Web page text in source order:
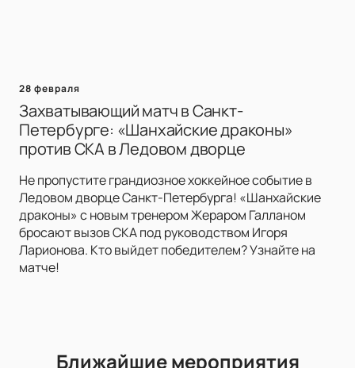
28 февраля
Захватывающий матч в Санкт-
Петербурге: «Шанхайские драконы»
против СКА в Ледовом дворце
Не пропустите грандиозное хоккейное событие в
Ледовом дворце Санкт-Петербурга! «Шанхайские
драконы» с новым тренером Жераром Галланом
бросают вызов СКА под руководством Игоря
Ларионова. Кто выйдет победителем? Узнайте на
матче!
Ближайшие мероприятия